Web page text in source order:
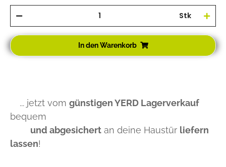
Stk
In den Warenkorb
... jetzt vom günstigen YERD Lagerverkauf
bequem
und abgesichert an deine Haustür liefern
lassen!